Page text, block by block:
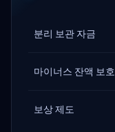
분리 보관 자금
마이너스 잔액 보호
보상 제도